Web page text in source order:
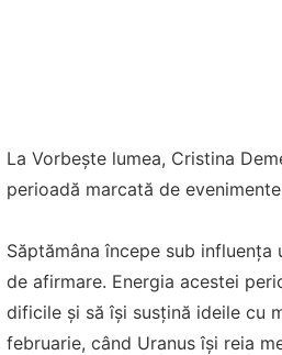
La Vorbește lumea, Cristina
perioadă marcată de
Săptămâna începe sub
de afirmare. Energia acestei
dificile și să își susțină ideile cu
februarie, când Uranus își reia